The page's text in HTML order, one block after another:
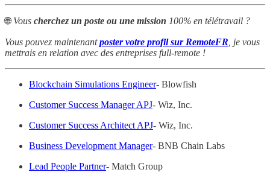
🌐 Vous cherchez un poste ou une mission 100% en télétravail ?
Vous pouvez maintenantposter votre profil sur RemoteFR , je vous
mettrais en relation avec des entreprises full-remote !
Blockchain Simulations Engineer- Blowfish
Customer Success Manager APJ- Wiz, Inc.
Customer Success Architect APJ- Wiz, Inc.
Business Development Manager- BNB Chain Labs
Lead People Partner- Match Group